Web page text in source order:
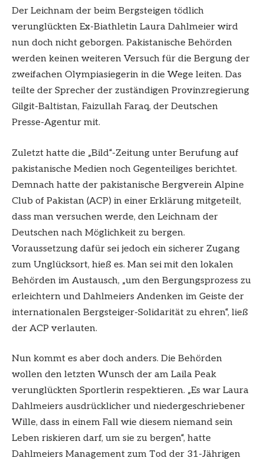
Der Leichnam der beim Bergsteigen tödlich
verunglückten Ex-Biathletin Laura Dahlmeier wird
nun doch nicht geborgen. Pakistanische Behörden
werden keinen weiteren Versuch für die Bergung der
zweifachen Olympiasiegerin in die Wege leiten. Das
teilte der Sprecher der zuständigen Provinzregierung
Gilgit-Baltistan, Faizullah Faraq, der Deutschen
Presse-Agentur mit.
Zuletzt hatte die „Bild“-Zeitung unter Berufung auf
pakistanische Medien noch Gegenteiliges berichtet.
Demnach hatte der pakistanische Bergverein Alpine
Club of Pakistan (ACP) in einer Erklärung mitgeteilt,
dass man versuchen werde, den Leichnam der
Deutschen nach Möglichkeit zu bergen.
Voraussetzung dafür sei jedoch ein sicherer Zugang
zum Unglücksort, hieß es. Man sei mit den lokalen
Behörden im Austausch, „um den Bergungsprozess zu
erleichtern und Dahlmeiers Andenken im Geiste der
internationalen Bergsteiger-Solidarität zu ehren“, ließ
der ACP verlauten.
Nun kommt es aber doch anders. Die Behörden
wollen den letzten Wunsch der am Laila Peak
verunglückten Sportlerin respektieren. „Es war Laura
Dahlmeiers ausdrücklicher und niedergeschriebener
Wille, dass in einem Fall wie diesem niemand sein
Leben riskieren darf, um sie zu bergen“, hatte
Dahlmeiers Management zum Tod der 31-Jährigen